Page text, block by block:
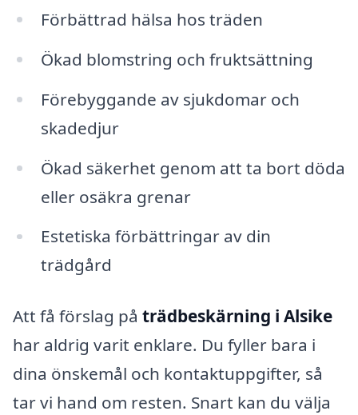
Förbättrad hälsa hos träden
Ökad blomstring och fruktsättning
Förebyggande av sjukdomar och
skadedjur
Ökad säkerhet genom att ta bort döda
eller osäkra grenar
Estetiska förbättringar av din
trädgård
Att få förslag på trädbeskärning i Alsike
har aldrig varit enklare. Du fyller bara i
dina önskemål och kontaktuppgifter, så
tar vi hand om resten. Snart kan du välja